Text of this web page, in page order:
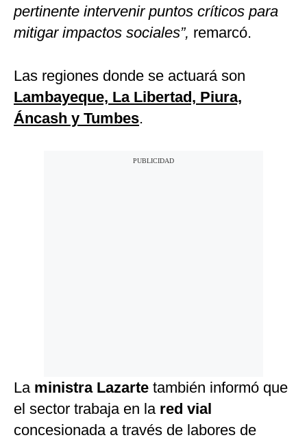
pertinente intervenir puntos críticos para
mitigar impactos sociales”, remarcó.
Las regiones donde se actuará son
Lambayeque, La Libertad, Piura,
Áncash y Tumbes.
Laministra Lazarte también informó que
el sector trabaja en lared vial
concesionada a través de labores de